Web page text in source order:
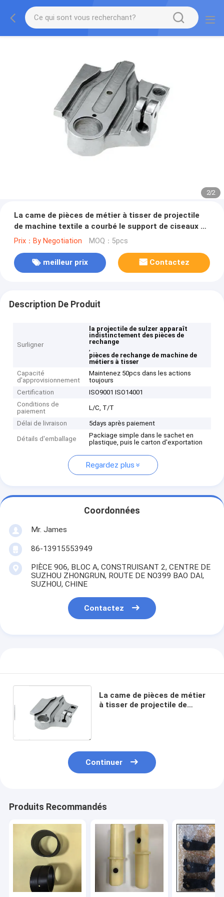
2/2
La came de pièces de métier à tisser de projectile
de machine textile a courbé le support de ciseaux de
Palte
Prix：By Negotiation MOQ：5pcs
meilleur prix Contactez
Description De Produit
Surligner
la projectile de sulzer apparaît
indistinctement des pièces de
rechange
,
pièces de rechange de machine de
métiers à tisser
Capacité
d'approvisionnement
Maintenez 50pcs dans les actions
toujours
Certification
ISO9001 ISO14001
Conditions de
paiement
L/C, T/T
Délai de livraison 5days après paiement
Détails d'emballage
Packiage simple dans le sachet en
plastique, puis le carton d'exportation
Regardez plus
Coordonnées
Mr. James
86-13915553949
PIÈCE 906, BLOC A, CONSTRUISANT 2, CENTRE DE
SUZHOU ZHONGRUN, ROUTE DE NO399 BAO DAI,
SUZHOU, CHINE
Contactez
La came de pièces de métier
à tisser de projectile de
Continuer
Produits Recommandés